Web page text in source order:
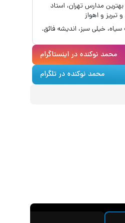
مدارس تهران، استاد
تبریز و اهواز
خیلی سبز، اندیشه فائق.
محمد نوکنده در اینستاگرام
محمد نوکنده در تلگرام